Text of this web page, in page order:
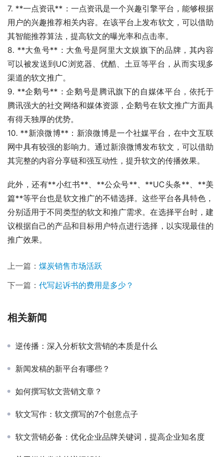
7. **一点资讯**：一点资讯是一个兴趣引擎平台，能够根据
用户的兴趣推荐相关内容。在该平台上发布软文，可以借助
其智能推荐算法，提高软文的曝光率和点击率。
8. **大鱼号**：大鱼号是阿里大文娱旗下的品牌，其内容
可以被发送到UC浏览器、优酷、土豆等平台，从而实现多
渠道的软文推广。
9. **企鹅号**：企鹅号是腾讯旗下的自媒体平台，依托于
腾讯强大的社交网络和媒体资源，企鹅号在软文推广方面具
有得天独厚的优势。
10. **新浪微博**：新浪微博是一个社媒平台，在中文互联
网中具有较强的影响力。通过新浪微博发布软文，可以借助
其完整的内容分享链和强互动性，提升软文的传播效果。
此外，还有**小红书**、**公众号**、**UC头条**、**美
篇**等平台也是软文推广的不错选择。这些平台各具特色，
分别适用于不同类型的软文和推广需求。在选择平台时，建
议根据自己的产品和目标用户特点进行选择，以实现最佳的
推广效果。
上一篇： 煤炭销售市场活跃
下一篇： 代写起诉书的费用是多少？
相关新闻
逆传播：深入分析软文营销的本质是什么
新闻发稿的新平台有哪些？
如何撰写软文营销文章？
软文写作：软文撰写的7个创意点子
软文营销必备：优化企业品牌关键词，提高企业知名度